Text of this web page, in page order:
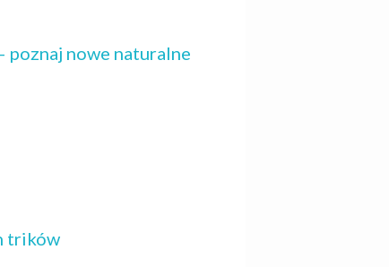
poznaj nowe naturalne
trików